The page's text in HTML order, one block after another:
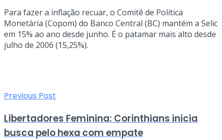
Para fazer a inflação recuar, o Comitê de Política
Monetária (Copom) do Banco Central (BC) mantém a Selic
em 15% ao ano desde junho. É o patamar mais alto desde
julho de 2006 (15,25%).
Previous Post
Libertadores Feminina: Corinthians inicia
busca pelo hexa com empate